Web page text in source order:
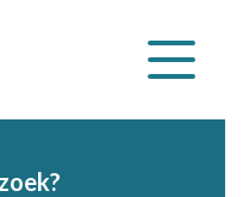
Klap
navigatie